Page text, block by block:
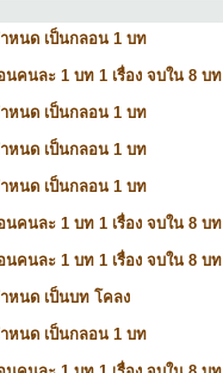
หนด เป็นกลอน 1 บท
นคนละ 1 บท 1 เรื่อง จบใน 8 บท
หนด เป็นกลอน 1 บท
หนด เป็นกลอน 1 บท
หนด เป็นกลอน 1 บท
นคนละ 1 บท 1 เรื่อง จบใน 8 บท
นคนละ 1 บท 1 เรื่อง จบใน 8 บท
หนด เป็นบท โคลง
หนด เป็นกลอน 1 บท